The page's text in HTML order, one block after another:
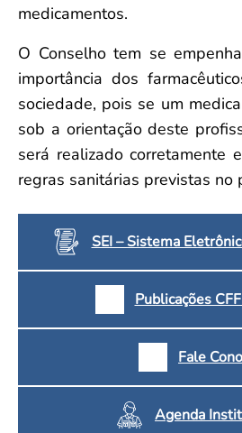
medicamentos.
O Conselho tem se
importância dos
sociedade, pois se um
sob a orientação deste
será realizado corretamente
regras sanitárias previstas no
SEI – Sistema
Publicações
Fale
Agenda